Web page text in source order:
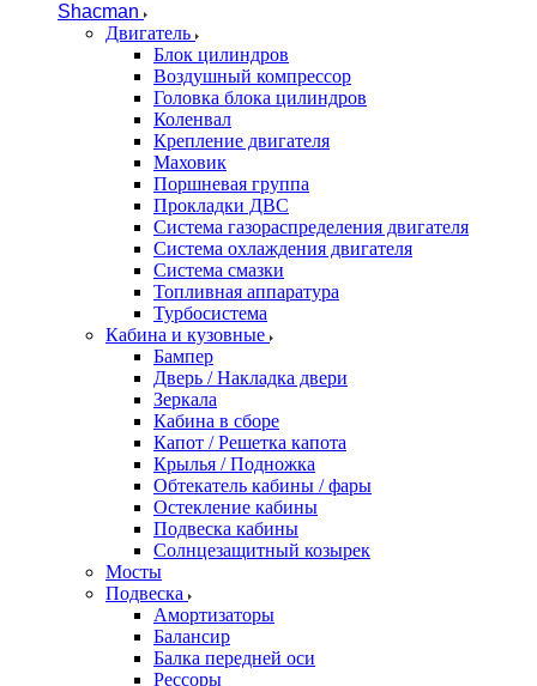
Shacman
Двигатель
Блок цилиндров
Воздушный компрессор
Головка блока цилиндров
Коленвал
Крепление двигателя
Маховик
Поршневая группа
Прокладки ДВС
Система газораспределения двигателя
Система охлаждения двигателя
Система смазки
Топливная аппаратура
Турбосистема
Кабина и кузовные
Бампер
Дверь / Накладка двери
Зеркала
Кабина в сборе
Капот / Решетка капота
Крылья / Подножка
Обтекатель кабины / фары
Остекление кабины
Подвеска кабины
Солнцезащитный козырек
Мосты
Подвеска
Амортизаторы
Балансир
Балка передней оси
Рессоры